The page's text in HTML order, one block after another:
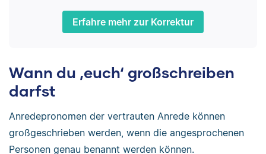
Erfahre mehr zur Korrektur
Wann du ‚euch‘ großschreiben
darfst
Anredepronomen der vertrauten Anrede können
großgeschrieben werden, wenn die angesprochenen
Personen genau benannt werden können.